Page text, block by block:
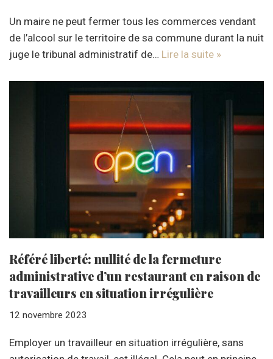
Un maire ne peut fermer tous les commerces vendant
de l’alcool sur le territoire de sa commune durant la nuit
juge le tribunal administratif de… Lire la suite »
Référé liberté: nullité de la fermeture
administrative d’un restaurant en raison de
travailleurs en situation irrégulière
12 novembre 2023
Employer un travailleur en situation irrégulière, sans